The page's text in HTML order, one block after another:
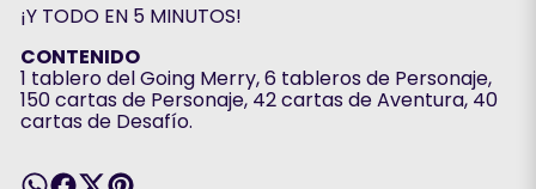
¡Y TODO EN 5 MINUTOS!
CONTENIDO
1 tablero del Going Merry, 6 tableros de Personaje,
150 cartas de Personaje, 42 cartas de Aventura, 40
cartas de Desafío.